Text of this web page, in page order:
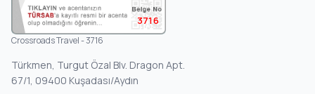
3716
Crossroads Travel - 3716
Türkmen, Turgut Özal Blv. Dragon Apt.
67/1, 09400 Kuşadası/Aydın